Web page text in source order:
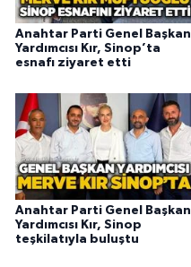
Anahtar Parti Genel Başkan
Yardımcısı Kır, Sinop’ta
esnafı ziyaret etti
Anahtar Parti Genel Başkan
Yardımcısı Kır, Sinop
teşkilatıyla buluştu